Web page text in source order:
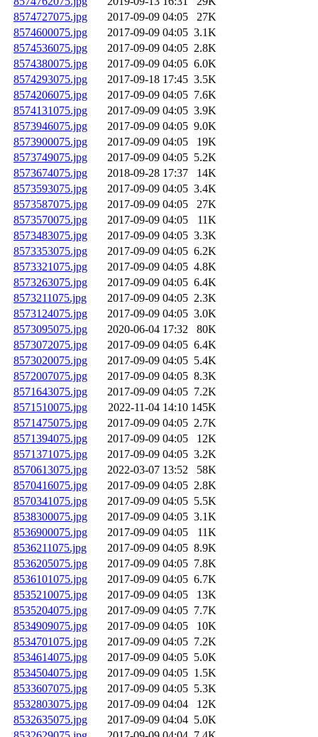
8574727075.jpg
2017-09-09 04:05
27K
8574600075.jpg
2017-09-09 04:05 3.1K
8574536075.jpg
2017-09-09 04:05 2.8K
8574380075.jpg
2017-09-09 04:05 6.0K
8574293075.jpg
2017-09-18 17:45 3.5K
8574206075.jpg
2017-09-09 04:05 7.6K
8574131075.jpg
2017-09-09 04:05 3.9K
8573946075.jpg
2017-09-09 04:05 9.0K
8573900075.jpg
2017-09-09 04:05
19K
8573749075.jpg
2017-09-09 04:05 5.2K
8573674075.jpg
2018-09-28 17:37
14K
8573593075.jpg
2017-09-09 04:05 3.4K
8573587075.jpg
2017-09-09 04:05
27K
8573570075.jpg
2017-09-09 04:05
11K
8573483075.jpg
2017-09-09 04:05 3.3K
8573353075.jpg
2017-09-09 04:05 6.2K
8573321075.jpg
2017-09-09 04:05 4.8K
8573263075.jpg
2017-09-09 04:05 6.4K
8573211075.jpg
2017-09-09 04:05 2.3K
8573124075.jpg
2017-09-09 04:05 3.0K
8573095075.jpg
2020-06-04 17:32
80K
8573072075.jpg
2017-09-09 04:05 6.4K
8573020075.jpg
2017-09-09 04:05 5.4K
8572007075.jpg
2017-09-09 04:05 8.3K
8571643075.jpg
2017-09-09 04:05 7.2K
8571510075.jpg
2022-11-04 14:10 145K
8571475075.jpg
2017-09-09 04:05 2.7K
8571394075.jpg
2017-09-09 04:05
12K
8571371075.jpg
2017-09-09 04:05 3.2K
8570613075.jpg
2022-03-07 13:52
58K
8570416075.jpg
2017-09-09 04:05 2.8K
8570341075.jpg
2017-09-09 04:05 5.5K
8538300075.jpg
2017-09-09 04:05 3.1K
8536900075.jpg
2017-09-09 04:05
11K
8536211075.jpg
2017-09-09 04:05 8.9K
8536205075.jpg
2017-09-09 04:05 7.8K
8536101075.jpg
2017-09-09 04:05 6.7K
8535210075.jpg
2017-09-09 04:05
13K
8535204075.jpg
2017-09-09 04:05 7.7K
8534909075.jpg
2017-09-09 04:05
10K
8534701075.jpg
2017-09-09 04:05 7.2K
8534614075.jpg
2017-09-09 04:05 5.0K
8534504075.jpg
2017-09-09 04:05 1.5K
8533607075.jpg
2017-09-09 04:05 5.3K
8532803075.jpg
2017-09-09 04:04
12K
8532635075.jpg
2017-09-09 04:04 5.0K